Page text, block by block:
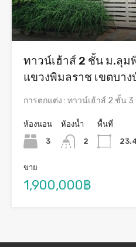
ทาวน์เฮ้าส์ 2 ชั้น ม.ลุ
แขวงพิมลราช เขตบา
การตกแต่ง : ทาวน์เฮ้าส์ 2 ชั้น
ห้องนอน
3
ห้องน้ำ
2
พื้นที่
ขาย
1,900,000฿